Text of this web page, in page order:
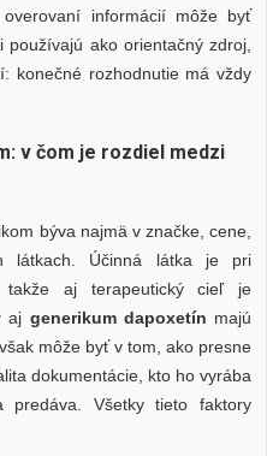
informácií môže byť
ako orientačný zdroj,
konečné rozhodnutie má vždy
v čom je rozdiel medzi
býva najmä v značke, cene,
látkach. Účinná látka je pri
takže aj terapeutický cieľ je
aj generikum dapoxetín majú
môže byť v tom, ako presne
dokumentácie, kto ho vyrába
Všetky tieto faktory